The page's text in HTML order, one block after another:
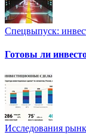
Спецвыпуск:
Готовы ли
Исследования